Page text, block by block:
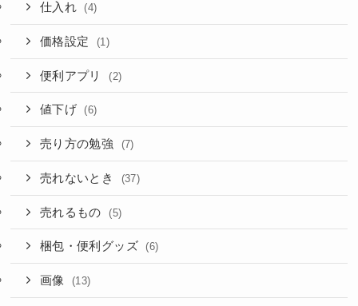
仕入れ (4)
価格設定 (1)
便利アプリ (2)
値下げ (6)
売り方の勉強 (7)
売れないとき (37)
売れるもの (5)
梱包・便利グッズ (6)
画像 (13)